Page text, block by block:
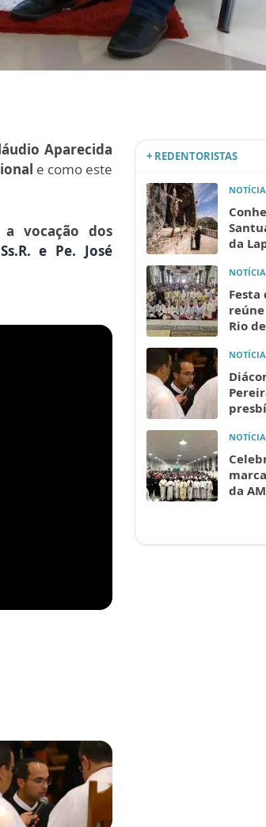
Aparecida
e como este
vocação dos
e Pe. José
+ REDENTORISTAS
da
Festa
Rio
da